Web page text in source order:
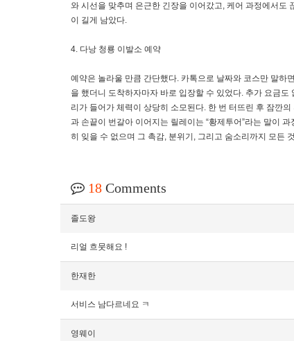
와 시선을 맞추며 은근한 긴장을 이어갔고, 케어 과정에서도
이 길게 남았다.
4. 다낭 청룡 이발소 예약
예약은 놀라울 만큼 간단했다. 카톡으로 날짜와 코스만 말하
을 했더니 도착하자마자 바로 입장할 수 있었다. 추가 요금
리가 들어가 체력이 상당히 소모된다. 한 번 터뜨린 후 잠깐
과 손끝이 번갈아 이어지는 릴레이는 “황제투어”라는 말이
히 잊을 수 없으며 그 촉감, 분위기, 그리고 숨소리까지 모든
18 Comments
졸도왕
리얼 흐뭇해요 !
한재한
서비스 남다르네요 ㅋ
영웨이